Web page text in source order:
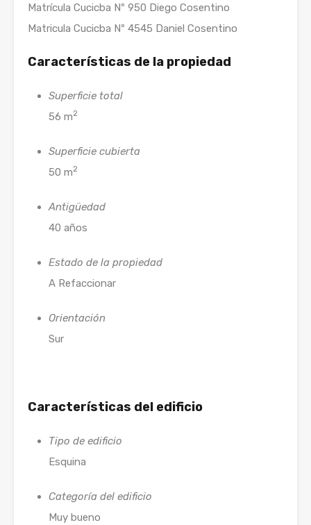
Matrícula Cucicba Nº 950 Diego Cosentino
Matricula Cucicba Nº 4545 Daniel Cosentino
Características de la propiedad
Superficie total
56 m2
Superficie cubierta
50 m2
Antigüedad
40 años
Estado de la propiedad
A Refaccionar
Orientación
Sur
Características del edificio
Tipo de edificio
Esquina
Categoría del edificio
Muy bueno